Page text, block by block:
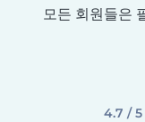
모든 회원들은
4.7 / 5